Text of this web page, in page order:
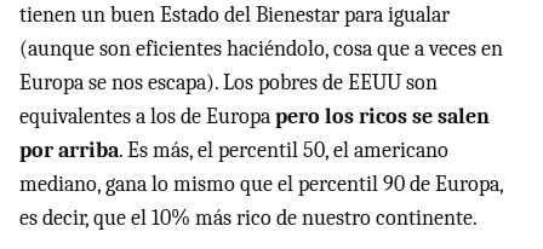
tienen un buen Estado del Bienestar para igualar
(aunque son eficientes haciéndolo, cosa que a veces en
Europa se nos escapa). Los pobres de EEUU son
equivalentes a los de Europapero los ricos se salen
por arriba. Es más, el percentil 50, el americano
mediano, gana lo mismo que el percentil 90 de Europa,
es decir, que el 10% más rico de nuestro continente.